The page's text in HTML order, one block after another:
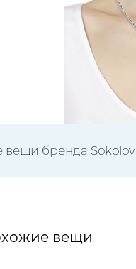
вещи бренда Sokolov
вещи